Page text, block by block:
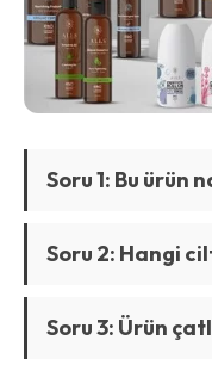
Soru 1: Bu ürün
Soru 2: Hangi
Soru 3: Ürün